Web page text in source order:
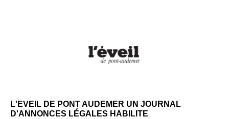
L'EVEIL DE PONT AUDEMER UN JOURNAL
D'ANNONCES LÉGALES HABILITE